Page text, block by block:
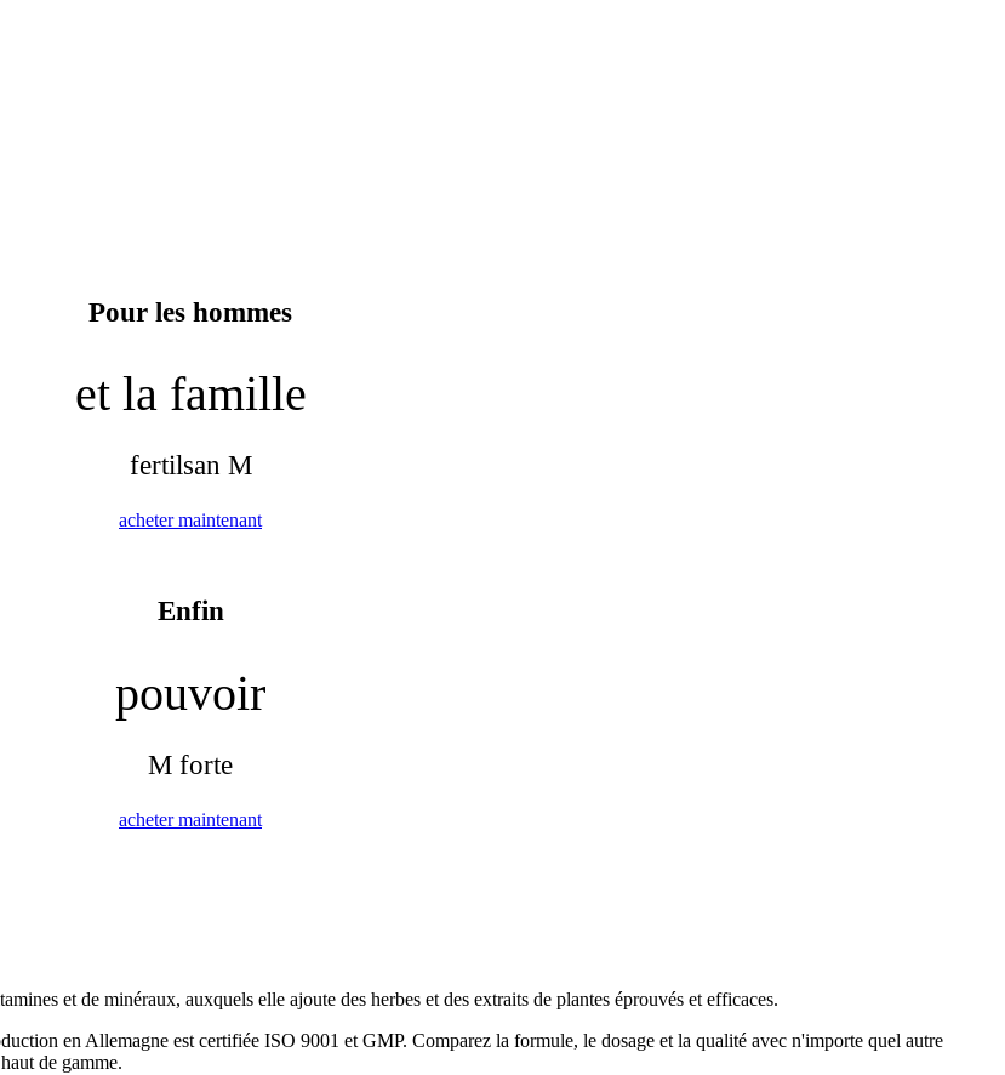
Pour les hommes
et la famille
fertilsan M
acheter maintenant
Enfin
pouvoir
M forte
acheter maintenant
et de minéraux, auxquels elle ajoute des herbes et des extraits de plantes éprouvés et efficaces.
en Allemagne est certifiée ISO 9001 et GMP. Comparez la formule, le dosage et la qualité avec n'importe quel autre
de gamme.